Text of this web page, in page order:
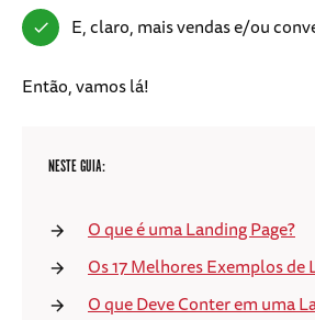
E, claro, mais vendas e/ou
Então, vamos lá!
NESTE GUIA:
O que é uma Landing Page?
Os 17 Melhores Exemplos de
O que Deve Conter em uma